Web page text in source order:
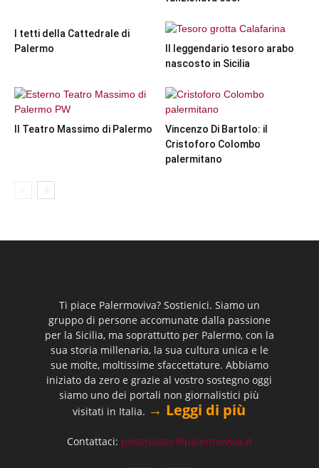
I tetti della Cattedrale di
Palermo
Il leggendario tesoro arabo
nascosto in Sicilia
Il Teatro Massimo di Palermo
Vincenzo Di Bartolo: il
Cristoforo Colombo
palermitano
Ti piace Palermoviva? Sostienici. Siamo un
gruppo di persone accomunate dalla passione
per la Sicilia, ma soprattutto per Palermo, con la
sua storia millenaria, la sua cultura unica e le
sue molte, moltissime sfaccettature. Abbiamo
iniziato da zero e grazie al vostro sostegno oggi
siamo uno dei portali non giornalistici più
visitati in Italia. → Leggi di più
Contattaci: postmaster@palermoviva.it